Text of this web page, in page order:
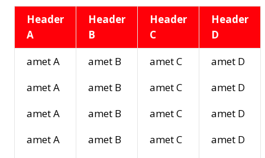
Header
A
Header
B
Header
C
Header
D
amet A
amet B amet C
amet D
amet A
amet B amet C
amet D
amet A
amet B amet C
amet D
amet A
amet B amet C
amet D